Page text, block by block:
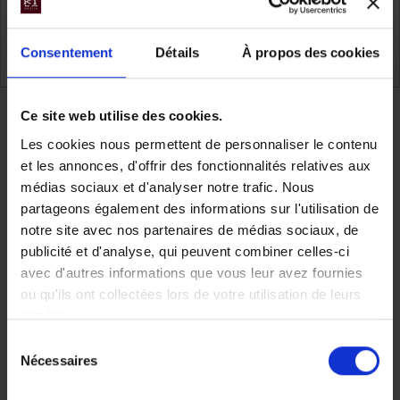
Consentement Détails À propos des cookies
Ce site web utilise des cookies.
Les cookies nous permettent de personnaliser le contenu
et les annonces, d'offrir des fonctionnalités relatives aux
médias sociaux et d'analyser notre trafic. Nous
partageons également des informations sur l'utilisation de
notre site avec nos partenaires de médias sociaux, de
publicité et d'analyse, qui peuvent combiner celles-ci
avec d'autres informations que vous leur avez fournies
ou qu'ils ont collectées lors de votre utilisation de leurs
services.
Nécessaires
Cambodge
TOUS NOS VOYAGES CAMBODGE
Partager
Faites nous part de vos
envies